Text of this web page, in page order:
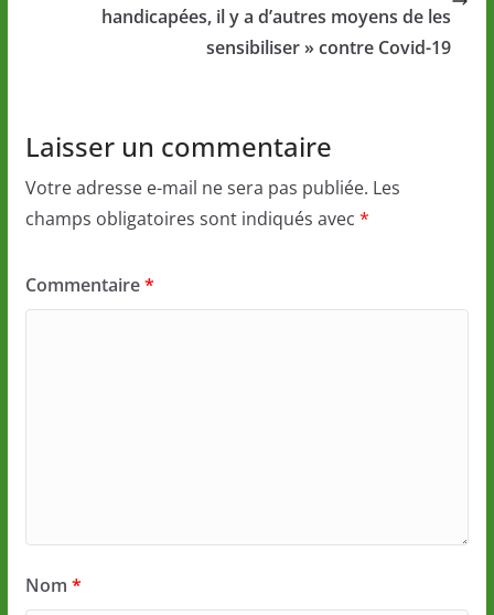
handicapées, il y a d’autres moyens de les
sensibiliser » contre Covid-19
Laisser un commentaire
Votre adresse e-mail ne sera pas publiée. Les
champs obligatoires sont indiqués avec *
Commentaire*
Nom *